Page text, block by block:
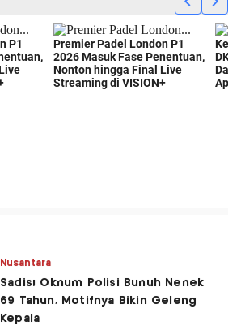
Nusantara
Sadis! Oknum Polisi Bunuh Nenek
69 Tahun, Motifnya Bikin Geleng
Kepala